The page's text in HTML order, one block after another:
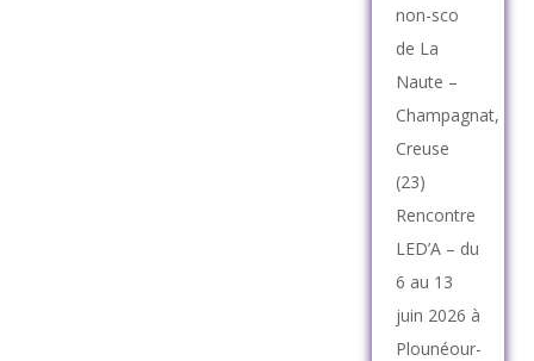
non-sco
de La
Naute –
Champagnat,
Creuse
(23)
Rencontre
LED’A – du
6 au 13
juin 2026 à
Plounéour-